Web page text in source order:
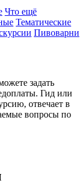
Что ещё
Тематические
Пивоварни
задать
Гид или
отвечает в
вопросы по